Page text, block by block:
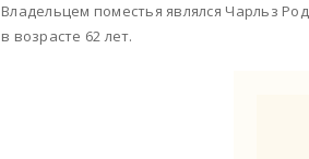
Владельцем поместья являлся Чарльз
в возрасте 62 лет.